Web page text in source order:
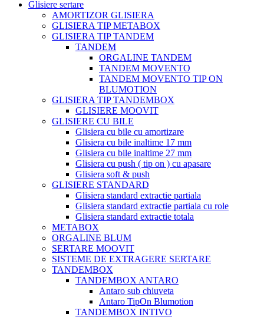
Glisiere sertare
AMORTIZOR GLISIERA
GLISIERA TIP METABOX
GLISIERA TIP TANDEM
TANDEM
ORGALINE TANDEM
TANDEM MOVENTO
TANDEM MOVENTO TIP ON
BLUMOTION
GLISIERA TIP TANDEMBOX
GLISIERE MOOVIT
GLISIERE CU BILE
Glisiera cu bile cu amortizare
Glisiera cu bile inaltime 17 mm
Glisiera cu bile inaltime 27 mm
Glisiera cu push ( tip on ) cu apasare
Glisiera soft & push
GLISIERE STANDARD
Glisiera standard extractie partiala
Glisiera standard extractie partiala cu role
Glisiera standard extractie totala
METABOX
ORGALINE BLUM
SERTARE MOOVIT
SISTEME DE EXTRAGERE SERTARE
TANDEMBOX
TANDEMBOX ANTARO
Antaro sub chiuveta
Antaro TipOn Blumotion
TANDEMBOX INTIVO